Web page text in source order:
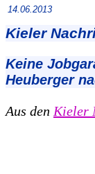
14.06.2013
Kieler
Keine
Heuberger
Aus den Kieler